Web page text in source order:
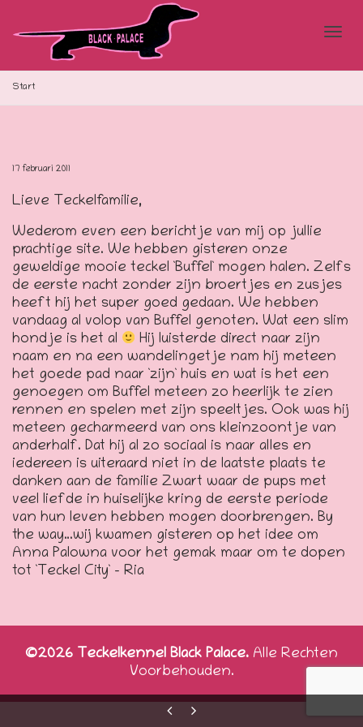
Start
17 februari 2011
Lieve Teckelfamilie,
Wederom even een berichtje van mij op jullie
prachtige site. We hebben gisteren onze
geweldige mooie teckel `Buffel` mogen halen. Zelfs
de eerste nacht zonder zijn broertjes en zusjes
heeft hij het super goed gedaan. We hebben
vandaag al volop van Buffel genoten. Wat een slim
hondje is het al
Hij luisterde direct naar zijn
naam en na een wandelingetje nam hij meteen
het goede pad naar `zijn` huis en wat is het een
genoegen om Buffel meteen zo heerlijk te zien
rennen en spelen met zijn speeltjes. Ook was hij
meteen gecharmeerd van ons kleinzoontje van
anderhalf. Dat hij al zo sociaal is naar alles en
iedereen is uiteraard niet in de laatste plaats te
danken aan de familie Zwart waar de pups met
veel liefde in huiselijke kring de eerste periode
van hun leven hebben mogen doorbrengen. By
the way…wij kwamen gisteren op het idee om
Anna Palowna voor het gemak maar om te dopen
tot `Teckel City` – Ria
©2026 Teckelkennel Black Palace. Alle Rechten
Voorbehouden.